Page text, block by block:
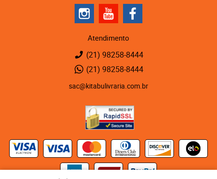
Atendimento
(21) 98258-8444
(21) 98258-8444
sac@kitabulivraria.com.br